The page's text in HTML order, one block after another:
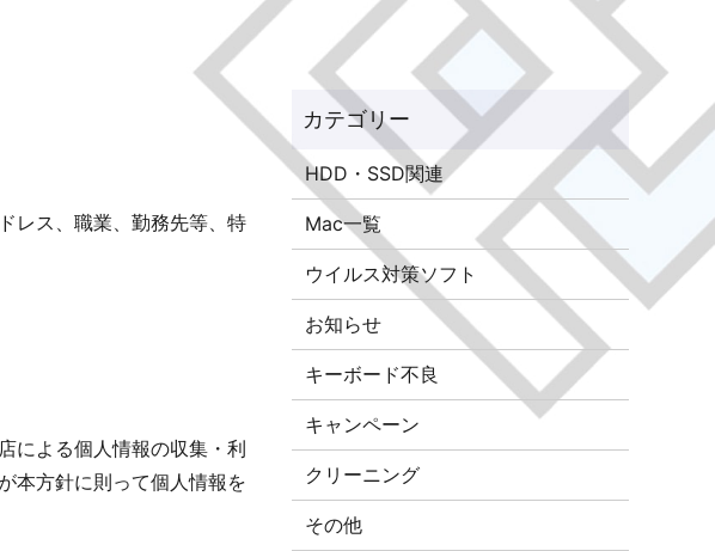
レス、職業、勤務先等、特
による個人情報の収集・利
本方針に則って個人情報を
HDD・SSD関連
Mac一覧
ウイルス対策ソフト
お知らせ
キーボード不良
キャンペーン
クリーニング
その他